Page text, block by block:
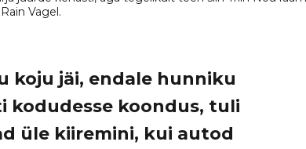
koju jäi, endale hunniku
kodudesse koondus, tuli
üle kiiremini, kui autod